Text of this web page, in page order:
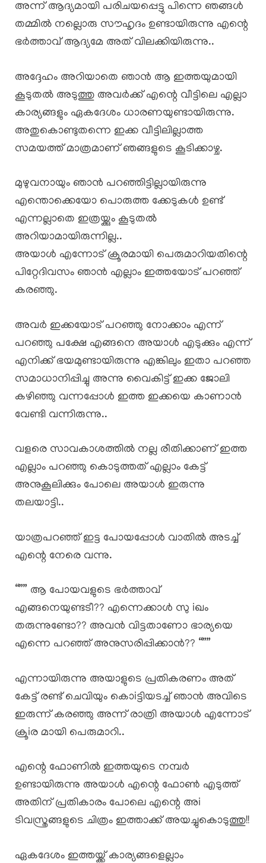
അന്ന് ആദ്യമായി പരിചയപ്പെട്ടു പിന്നെ ഞങ്ങൾ
തമ്മിൽ നല്ലൊരു സൗഹൃദം ഉണ്ടായിരുന്നു എന്റെ
ഭർത്താവ് ആദ്യമേ അത് വിലക്കിയിരുന്നു..
അദ്ദേഹം അറിയാതെ ഞാൻ ആ ഇത്തയുമായി
കൂടുതൽ അടുത്തു അവർക്ക് എന്റെ വീട്ടിലെ എല്ലാ
കാര്യങ്ങളും ഏകദേശം ധാരണയുണ്ടായിരുന്നു.
അതുകൊണ്ടുതന്നെ ഇക്ക വീട്ടിലില്ലാത്ത
സമയത്ത് മാത്രമാണ് ഞങ്ങളുടെ കൂടിക്കാഴ്ച.
മുഴുവനായും ഞാൻ പറഞ്ഞിട്ടില്ലായിരുന്നു
എന്തൊക്കെയോ പൊരുത്ത ക്കേടുകൾ ഉണ്ട്
എന്നല്ലാതെ ഇത്രയ്ക്കും കൂടുതൽ
അറിയാമായിരുന്നില്ല..
അയാൾ എന്നോട് ക്രൂരമായി പെരുമാറിയതിന്റെ
പിറ്റേദിവസം ഞാൻ എല്ലാം ഇത്തയോട് പറഞ്ഞ്
കരഞ്ഞു.
അവർ ഇക്കയോട് പറഞ്ഞു നോക്കാം എന്ന്
പറഞ്ഞു പക്ഷേ എങ്ങനെ അയാൾ എടുക്കും എന്ന്
എനിക്ക് ഭയമുണ്ടായിരുന്നു എങ്കിലും ഇതാ പറഞ്ഞ
സമാധാനിപ്പിച്ചു അന്നു വൈകിട്ട് ഇക്ക ജോലി
കഴിഞ്ഞു വന്നപ്പോൾ ഇത്ത ഇക്കയെ കാണാൻ
വേണ്ടി വന്നിരുന്നു..
വളരെ സാവകാശത്തിൽ നല്ല രീതിക്കാണ് ഇത്ത
എല്ലാം പറഞ്ഞു കൊടുത്തത് എല്ലാം കേട്ട്
അനുകൂലിക്കും പോലെ അയാൾ ഇരുന്നു
തലയാട്ടി..
യാത്രപറഞ്ഞ് ഇട്ട പോയപ്പോൾ വാതിൽ അടച്ച്
എന്റെ നേരെ വന്നു.
“”” ആ പോയവളുടെ ഭർത്താവ്
എങ്ങനെയുണ്ടടീ?? എന്നെക്കാൾ സു iഖം
തരുന്നുണ്ടോ?? അവൻ വിട്ടതാണോ ഭാര്യയെ
എന്നെ പറഞ്ഞ് അനുസരിപ്പിക്കാൻ?? “””
എന്നായിരുന്നു അയാളുടെ പ്രതികരണം അത്
കേട്ട് രണ്ട് ചെവിയും കൊiട്ടിയടച്ച് ഞാൻ അവിടെ
ഇരുന്ന് കരഞ്ഞു അന്ന് രാത്രി അയാൾ എന്നോട്
ക്രൂiര മായി പെരുമാറി..
എന്റെ ഫോണിൽ ഇത്തയുടെ നമ്പർ
ഉണ്ടായിരുന്നു അയാൾ എന്റെ ഫോൺ എടുത്ത്
അതിന് പ്രതികാരം പോലെ എന്റെ അi
ടിവസ്ത്രങ്ങളുടെ ചിത്രം ഇത്താക്ക് അയച്ചുകൊടുത്തു!!
ഏകദേശം ഇത്തയ്ക്ക് കാര്യങ്ങളെല്ലാം